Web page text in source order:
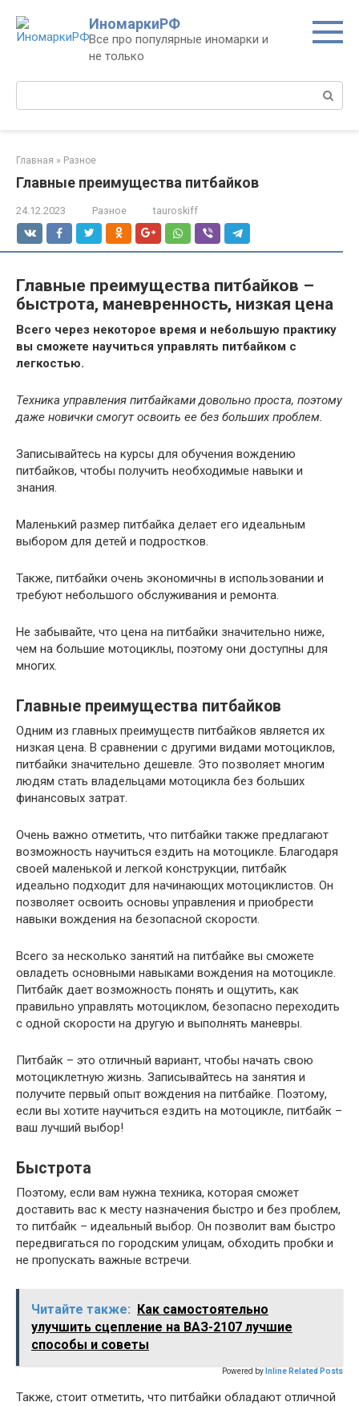
контенту
ИномаркиРФ
Все про популярные иномарки и
не только
Поиск:
Главная » Разное
Главные преимущества питбайков
24.12.2023 Разное tauroskiff
Главные преимущества питбайков –
быстрота, маневренность, низкая цена
Всего через некоторое время и небольшую практику
вы сможете научиться управлять питбайком с
легкостью.
Техника управления питбайками довольно проста, поэтому
даже новички смогут освоить ее без больших проблем.
Записывайтесь на курсы для обучения вождению
питбайков, чтобы получить необходимые навыки и
знания.
Маленький размер питбайка делает его идеальным
выбором для детей и подростков.
Также, питбайки очень экономичны в использовании и
требуют небольшого обслуживания и ремонта.
Не забывайте, что цена на питбайки значительно ниже,
чем на большие мотоциклы, поэтому они доступны для
многих.
Главные преимущества питбайков
Одним из главных преимуществ питбайков является их
низкая цена. В сравнении с другими видами мотоциклов,
питбайки значительно дешевле. Это позволяет многим
людям стать владельцами мотоцикла без больших
финансовых затрат.
Очень важно отметить, что питбайки также предлагают
возможность научиться ездить на мотоцикле. Благодаря
своей маленькой и легкой конструкции, питбайк
идеально подходит для начинающих мотоциклистов. Он
позволяет освоить основы управления и приобрести
навыки вождения на безопасной скорости.
Всего за несколько занятий на питбайке вы сможете
овладеть основными навыками вождения на мотоцикле.
Питбайк дает возможность понять и ощутить, как
правильно управлять мотоциклом, безопасно переходить
с одной скорости на другую и выполнять маневры.
Питбайк – это отличный вариант, чтобы начать свою
мотоциклетную жизнь. Записывайтесь на занятия и
получите первый опыт вождения на питбайке. Поэтому,
если вы хотите научиться ездить на мотоцикле, питбайк –
ваш лучший выбор!
Быстрота
Поэтому, если вам нужна техника, которая сможет
доставить вас к месту назначения быстро и без проблем,
то питбайк – идеальный выбор. Он позволит вам быстро
передвигаться по городским улицам, обходить пробки и
не пропускать важные встречи.
Читайте также: Как самостоятельно
улучшить сцепление на ВАЗ-2107 лучшие
способы и советы
Powered by Inline Related Posts
Также, стоит отметить, что питбайки обладают отличной